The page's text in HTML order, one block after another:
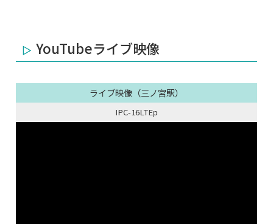
YouTubeライブ映像
ライブ映像（三ノ宮駅）
IPC-16LTEp